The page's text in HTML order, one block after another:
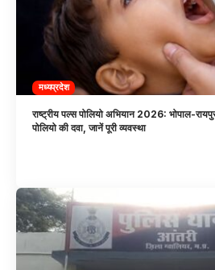
मध्यप्रदेश
राष्ट्रीय पल्स पोलियो अभियान 2026: भोपाल-
पोलियो की दवा, जानें पूरी व्यवस्था